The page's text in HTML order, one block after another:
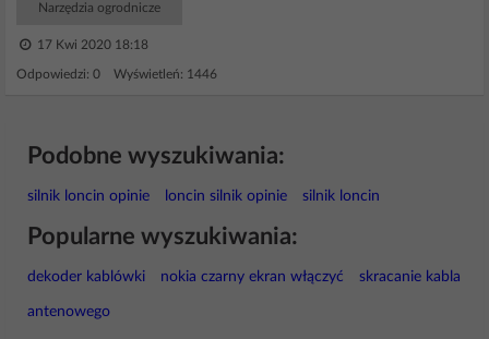
Narzędzia ogrodnicze
17 Kwi 2020 18:18
Odpowiedzi: 0 Wyświetleń: 1446
Podobne wyszukiwania:
silnik loncin opinie loncin silnik opinie silnik loncin
Popularne wyszukiwania:
dekoder kablówki nokia czarny ekran włączyć skracanie kabla
antenowego